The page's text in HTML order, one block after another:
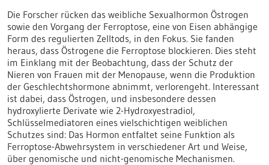
Die Forscher rücken das weibliche Sexualhormon Östrogen
sowie den Vorgang der Ferroptose, eine von Eisen abhängige
Form des regulierten Zelltods, in den Fokus. Sie fanden
heraus, dass Östrogene die Ferroptose blockieren. Dies steht
im Einklang mit der Beobachtung, dass der Schutz der
Nieren von Frauen mit der Menopause, wenn die Produktion
der Geschlechtshormone abnimmt, verlorengeht. Interessant
ist dabei, dass Östrogen, und insbesondere dessen
hydroxylierte Derivate wie 2-Hydroxyestradiol,
Schlüsselmediatoren eines vielschichtigen weiblichen
Schutzes sind: Das Hormon entfaltet seine Funktion als
Ferroptose-Abwehrsystem in verschiedener Art und Weise,
über genomische und nicht-genomische Mechanismen.